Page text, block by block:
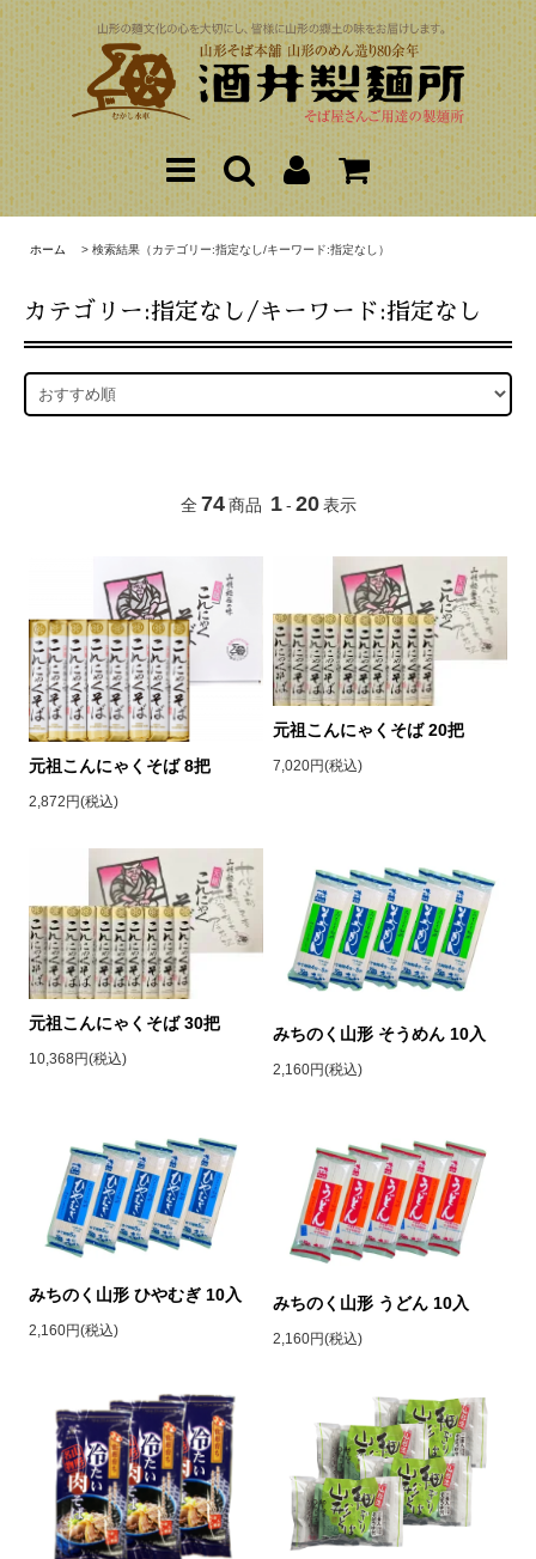
ホーム > 検索結果（カテゴリー:指定なし/キーワード:指定なし）
カテゴリー:指定なし/キーワード:指定なし
全 74 商品 1 - 20 表示
元祖こんにゃくそば 8把
2,872円(税込)
元祖こんにゃくそば 20把
7,020円(税込)
元祖こんにゃくそば 30把
10,368円(税込)
みちのく山形 そうめん 10入
2,160円(税込)
みちのく山形 ひやむぎ 10入
2,160円(税込)
みちのく山形 うどん 10入
2,160円(税込)